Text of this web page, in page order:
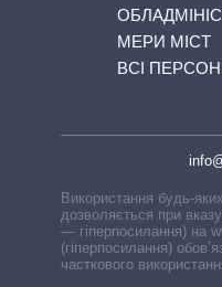
МЕРИ МІСТ
ВСІ
Використання будь-
дозволяється при
— гіперпосилання) на
(гіперпосилання)
часткового